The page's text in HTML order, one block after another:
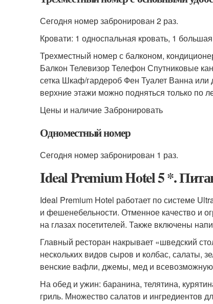
Сегодня номер забронирован 2 раз.
Кровати: 1 односпальная кровать, 1
Трехместный номер с балконом,
Балкон Телевизор Телефон Спутниковые
сетка Шкаф/гардероб Фен Туалет Ванна
верхние этажи можно подняться только по
Цены и наличие Забронировать
Одноместный номер
Сегодня номер забронирован 1 раз.
Ideal Premium Hotel 5 *.
Ideal Premium Hotel работает по системе
и фешенебельности. Отменное качество и
на глазах посетителей. Также включены
Главный ресторан накрывает «шведский
нескольких видов сыров и колбас, салаты,
венские вафли, джемы, мед и
На обед и ужин: баранина, телятина,
гриль. Множество салатов и ингредиентов